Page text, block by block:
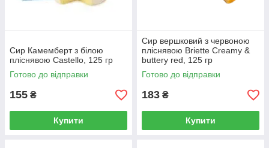
Сир Камемберт з білою
пліснявою Castello, 125 гр
Готово до відправки
155 ₴
Купити
Сир вершковий з червоною
пліснявою Briette Creamy &
buttery red, 125 гр
Готово до відправки
183 ₴
Купити